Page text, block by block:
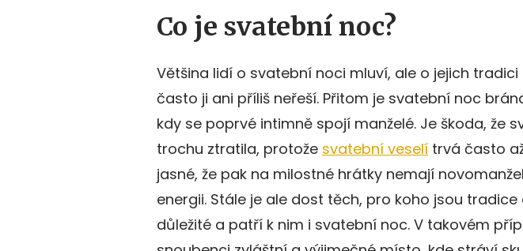
Co je svatební noc?
Většina lidí o svatební noci mluví, ale o jejich tradici
často ji ani příliš neřeší. Přitom je svatební noc
kdy se poprvé intimně spojí manželé. Je škoda, že
trochu ztratila, protože svatební veselí trvá často
jasné, že pak na milostné hrátky nemají
energii. Stále je ale dost těch, pro koho jsou tradice
důležité a patří k nim i svatební noc. V takovém